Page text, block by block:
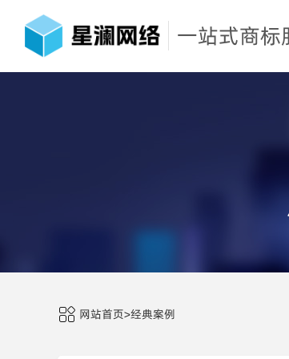
一站式商标
网站首页>经典案例